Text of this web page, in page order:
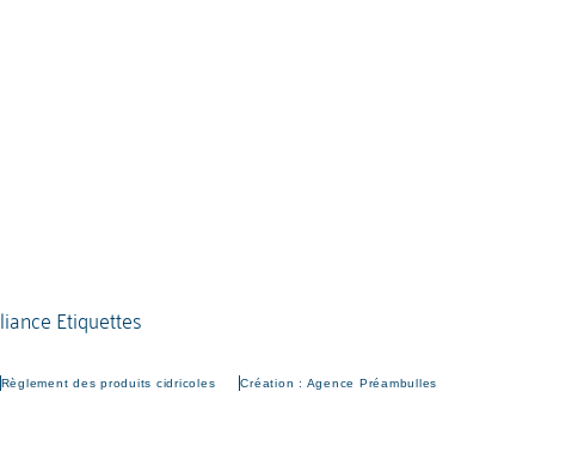
Règlement des produits cidricoles Création : Agence Préambulles